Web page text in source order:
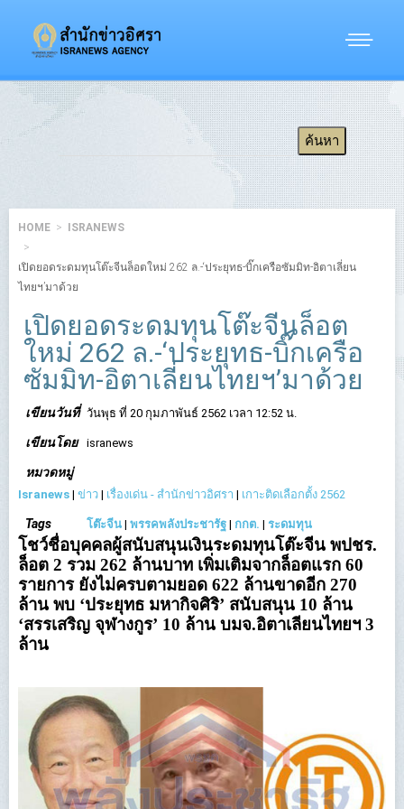
HOME ISRANEWS
เปิดยอดระดมทุนโต๊ะจีนล็อตใหม่ 262 ล.-‘ประยุทธ-บิ๊กเครือซัมมิท-อิตาเลี่ยน
ไทยฯ’มาด้วย
เปิดยอดระดมทุนโต๊ะจีนล็อต
ใหม่ 262 ล.-‘ประยุทธ-บิ๊กเครือ
ซัมมิท-อิตาเลี่ยนไทยฯ’มาด้วย
เขียนวันที่ วันพุธ ที่ 20 กุมภาพันธ์ 2562 เวลา 12:52 น.
เขียนโดย isranews
หมวดหมู่
Isranews | ข่าว | เรื่องเด่น - สำนักข่าวอิศรา | เกาะติดเลือกตั้ง 2562
Tags โต๊ะจีน | พรรคพลังประชารัฐ | กกต. | ระดมทุน
โชว์ชื่อบุคคลผู้สนับสนุนเงินระดมทุนโต๊ะจีน พปชร.
ล็อต 2 รวม 262 ล้านบาท เพิ่มเติมจากล็อตแรก 60
รายการ ยังไม่ครบตามยอด 622 ล้านขาดอีก 270
ล้าน พบ ‘ประยุทธ มหากิจศิริ’ สนับสนุน 10 ล้าน
‘สรรเสริญ จุฬางกูร’ 10 ล้าน บมจ.อิตาเลียนไทยฯ 3
ล้าน